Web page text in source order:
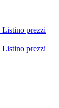
Listino prezzi
Listino prezzi